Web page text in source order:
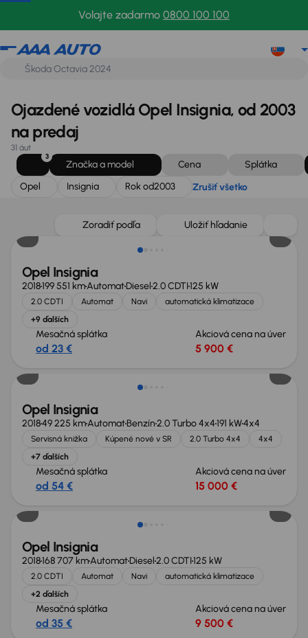
Volajte zadarmo 0800 100 100
Opel
Ojazdené vozidlá Opel Insignia, od 2003
na predaj
31 áut
3
Značka a model Cena
Splátka
Opel
Insignia Rok od2003 Zrušiť všetko
Zoradiť podľa Uložiť hľadanie
Zlacnené o 1 400 €
Opel Insignia
2018199 551 kmAutomatDiesel2.0 CDTI125 kW
2.0 CDTI Automat Navi
automatická klimatizace
+9 ďalších
Mesačná splátka
od 23 €
Akciová cena na úver
5 900 €
Zlacnené o 1 000 €
Opel Insignia
201849 225 kmAutomatBenzín2.0 Turbo 4x4191 kW4x4
Servisná knižka Kúpené nové v SR 2.0 Turbo 4x4
4x4
+7 ďalších
Mesačná splátka
od 54 €
Akciová cena na úver
15 000 €
Opel Insignia
2018168 707 kmAutomatDiesel2.0 CDTI125 kW
2.0 CDTI Automat Navi
automatická klimatizace
+2 ďalších
Mesačná splátka
od 35 €
Akciová cena na úver
9 500 €